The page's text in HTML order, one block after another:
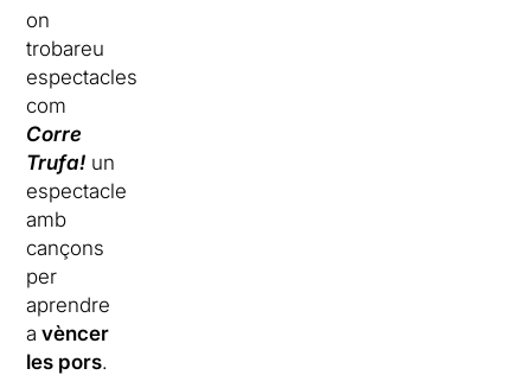
on
trobareu
espectacles
com
Corre
Trufa! un
espectacle
amb
cançons
per
aprendre
a vèncer
les pors.